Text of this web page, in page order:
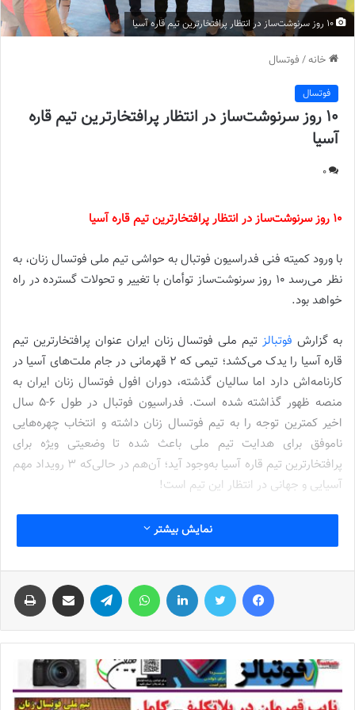
خانه/ فوتسال
فوتسال
10 روز سرنوشت‌ساز در انتظار پرافتخارترین تیم قاره
آسیا
0
10 روز سرنوشت‌ساز در انتظار پرافتخارترین تیم قاره آسیا
با ورود کمیته فنی فدراسیون فوتبال به حواشی تیم ملی فوتسال زنان، به
نظر می‌رسد 10 روز سرنوشت‌ساز توأمان با تغییر و تحولات گسترده در راه
خواهد بود.
به گزارش فوتبالزتیم ملی فوتسال زنان ایران عنوان پرافتخارترین تیم
قاره آسیا را یدک می‌کشد؛ تیمی که 2 قهرمانی در جام ملت‌های آسیا در
کارنامه‌اش دارد اما سالیان گذشته، دوران افول فوتسال زنان ایران به
منصه ظهور گذاشته شده است. فدراسیون فوتبال در طول 6-5 سال
اخیر کمترین توجه را به تیم فوتسال زنان داشته و انتخاب چهره‌هایی
ناموفق برای هدایت تیم ملی باعث شده تا وضعیتی ویژه برای
پرافتخارترین تیم قاره آسیا به‌وجود آید؛ آن‌هم در حالی‌که 3 رویداد مهم
آسیایی و جهانی در انتظار این تیم است!
زنان فوتسال ایران اخیراً در تورنمنتی تدارکاتی به میزبانی چین حضور
پیدا کردند که در میان تیم‌های درجه دوم فوتسال آسیا، شاگردان فروزان
سلیمانی به مقام سوم در بین 4 تیم دست پیدا کردند تا بیش از پیش
انتقادات علیه کادرفنی شدت گیرد. همزمان با اوج‌گیری انتقادات از
عملکرد ضعیف و دور از انتظار تیم ملی فوتسال زنان در تورنمنت
بین‌المللی چین، ترکیب اعضای کمیته فنی فدراسیون فوتبال هم تکمیل
شد و جالب آنکه اولین جلسه این کمیته با محوریت بررسی عملکرد
فاجعه‌بار تیم ملی فوتسال زنان به انجام رسید.
نمایش بیشتر